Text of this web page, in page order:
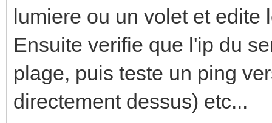
lumiere ou un volet et edite
Ensuite verifie que l'ip du
plage, puis teste un ping
directement dessus) etc...